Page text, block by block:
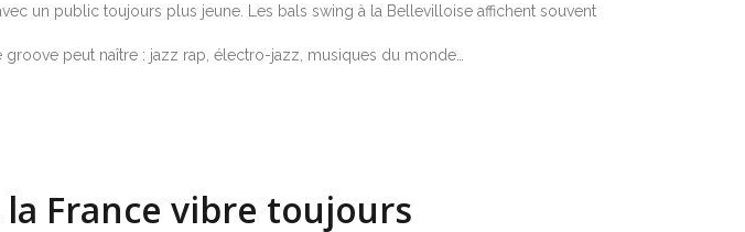
un public toujours plus jeune. Les bals swing à la Bellevilloise affichent souvent
groove peut naître : jazz rap, électro-jazz, musiques du monde…
France vibre toujours